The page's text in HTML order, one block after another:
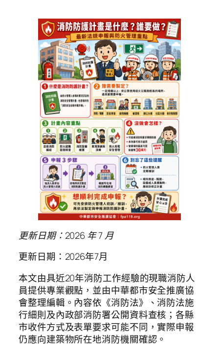
更新日期：2026 年 7 月
更新日期：2026年7月
本文由具近20年消防工作經驗的現職消防人
員提供專業觀點，並由中華都市安全推廣協
會整理編輯。內容依《消防法》、消防法施
行細則及內政部消防署公開資料查核；各縣
市收件方式及表單要求可能不同，實際申報
仍應向建築物所在地消防機關確認。